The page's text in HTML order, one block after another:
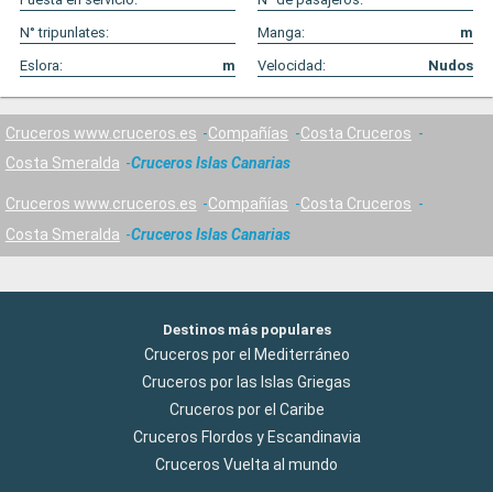
N° tripunlates:
Manga:
m
Eslora:
m Velocidad: Nudos
Cruceros www.cruceros.es Compañías
Costa Cruceros
Costa Smeralda
Cruceros Islas Canarias
Cruceros www.cruceros.es Compañías
Costa Cruceros
Costa Smeralda
Cruceros Islas Canarias
Destinos más populares
Cruceros por el Mediterráneo
Cruceros por las Islas Griegas
Cruceros por el Caribe
Cruceros Flordos y Escandinavia
Cruceros Vuelta al mundo